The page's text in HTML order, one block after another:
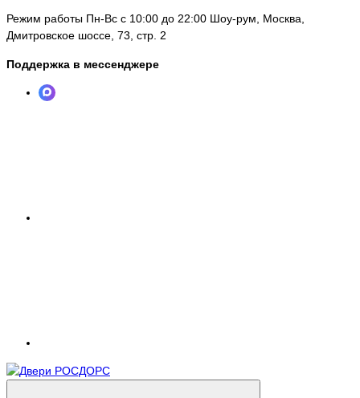
Режим работы Пн-Вс с 10:00 до 22:00 Шоу-рум, Москва,
Дмитровское шоссе, 73, стр. 2
Поддержка в мессенджере